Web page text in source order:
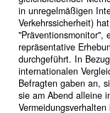
in unregelmäßigen
Verkehrssicherheit)
"Präventionsmonitor",
repräsentative
durchgeführt. In
internationalen
Befragten gaben an,
sie am Abend alleine